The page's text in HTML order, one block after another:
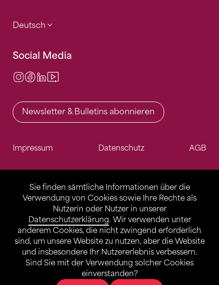
Sie finden sämtliche Informationen über die
Verwendung von Cookies sowie Ihre Rechte als
Nutzerin oder Nutzer in unserer
Datenschutzerklärung. Wir verwenden unter
anderem Cookies, die nicht zwingend erforderlich
sind, um unsere Website zu nutzen, aber die Website
und insbesondere Ihr Nutzererlebnis verbessern.
Sind Sie mit der Verwendung solcher Cookies
einverstanden?
Deutsch
Social Media
Instagram
Facebook
LinkedIn
Newsletter & Bulletins abonnieren
Impressum Datenschutz AGB